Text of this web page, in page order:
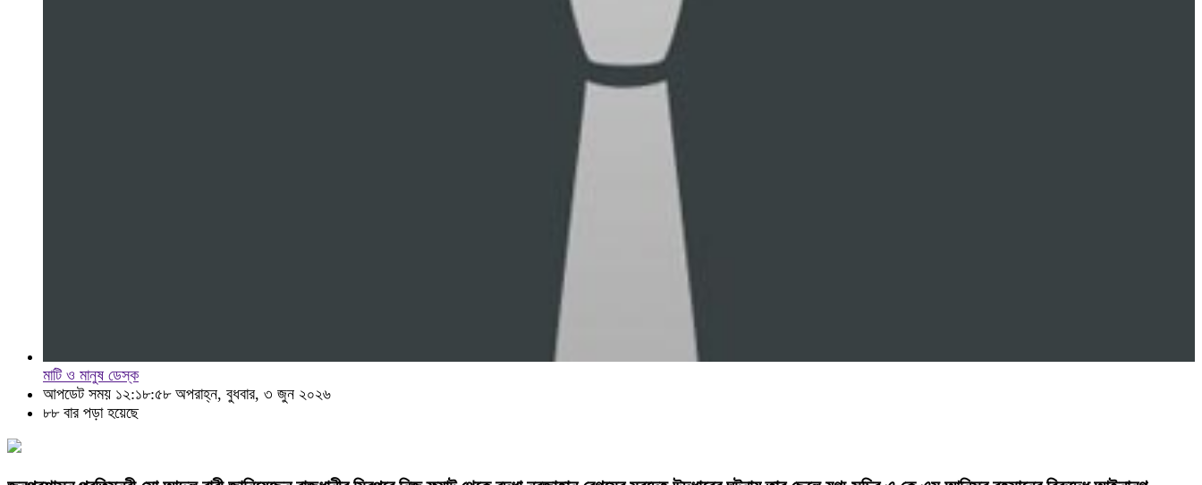
মাটি ও মানুষ ডেস্ক
আপডেট সময় ১২:১৮:৫৮ অপরাহ্ন, বুধবার, ৩ জুন ২০২৬
৮৮ বার পড়া হয়েছে